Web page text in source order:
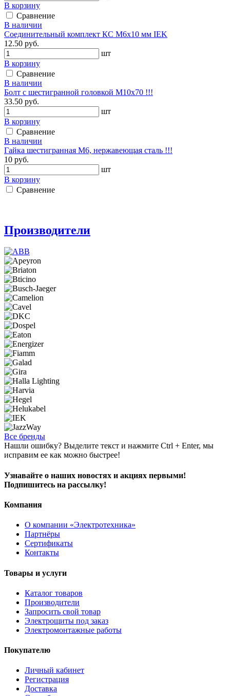
В корзину
Сравнение
В наличии
Соединительный комплект КС М6х10 мм IEK
12.50 руб.
шт
В корзину
Сравнение
В наличии
Болт с шестигранной головкой М10х70 !!!
33.50 руб.
шт
В корзину
Сравнение
В наличии
Гайка шестигранная М6, нержавеющая сталь !!!
10 руб.
шт
В корзину
Сравнение
Производители
Все бренды
Нашли ошибку? Выделите текст и нажмите Ctrl + Enter, мы
исправим ее как можно быстрее!
Узнавайте о наших новостях и акциях первыми!
Подпишитесь на рассылку!
Компания
О компании «Электротехника»
Партнёры
Сертификаты
Контакты
Товары и услуги
Каталог товаров
Производители
Запросить свой товар
Электрощиты под заказ
Электромонтажные работы
Покупателю
Личный кабинет
Регистрация
Доставка